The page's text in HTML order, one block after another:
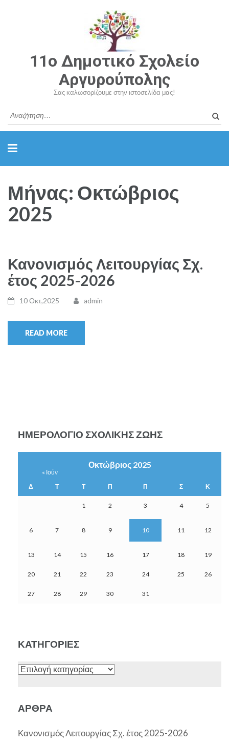
11o Δημοτικό Σχολείο
Αργυρούπολης
Σας καλωσορίζουμε στην ιστοσελίδα μας!
για:
Μήνας: Οκτώβριος
2025
Κανονισμός Λειτουργίας Σχ.
έτος 2025-2026
10 Οκτ,2025 admin
READ MORE
ΗΜΕΡΟΛΌΓΙΟ ΣΧΟΛΙΚΉΣ ΖΩΉΣ
Οκτώβριος 2025
Δ Τ Τ Π Π Σ Κ
« Ιούν
1 2 3 4 5
6 7 8 9 10 11 12
13 14 15 16 17 18 19
20 21 22 23 24 25 26
27 28 29 30 31
ΚΑΤΗΓΟΡΊΕΣ
Κατηγορίες
ΆΡΘΡΑ
Κανονισμός Λειτουργίας Σχ. έτος 2025-2026